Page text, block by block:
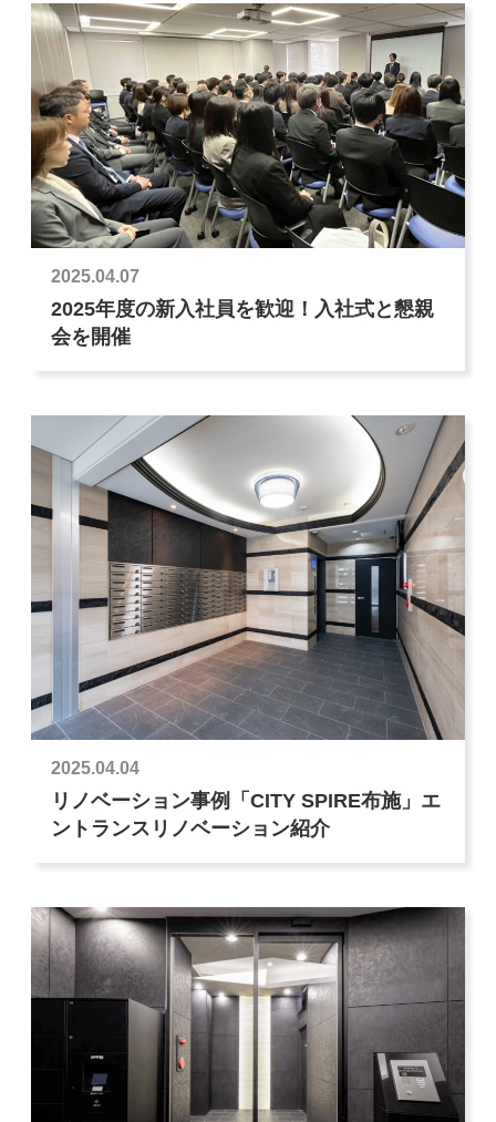
2025.04.07
2025年度の新入社員を歓迎！入社式と懇親
会を開催
2025.04.04
リノベーション事例「CITY SPIRE布施」エ
ントランスリノベーション紹介